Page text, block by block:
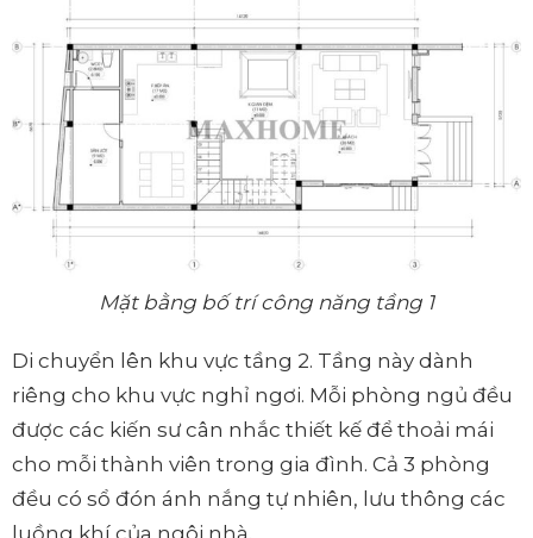
Mặt bằng bố trí công năng tầng 1
Di chuyển lên khu vực tầng 2. Tầng này dành
riêng cho khu vực nghỉ ngơi. Mỗi phòng ngủ đều
được các kiến sư cân nhắc thiết kế để thoải mái
cho mỗi thành viên trong gia đình. Cả 3 phòng
đều có sổ đón ánh nắng tự nhiên, lưu thông các
luồng khí của ngôi nhà.